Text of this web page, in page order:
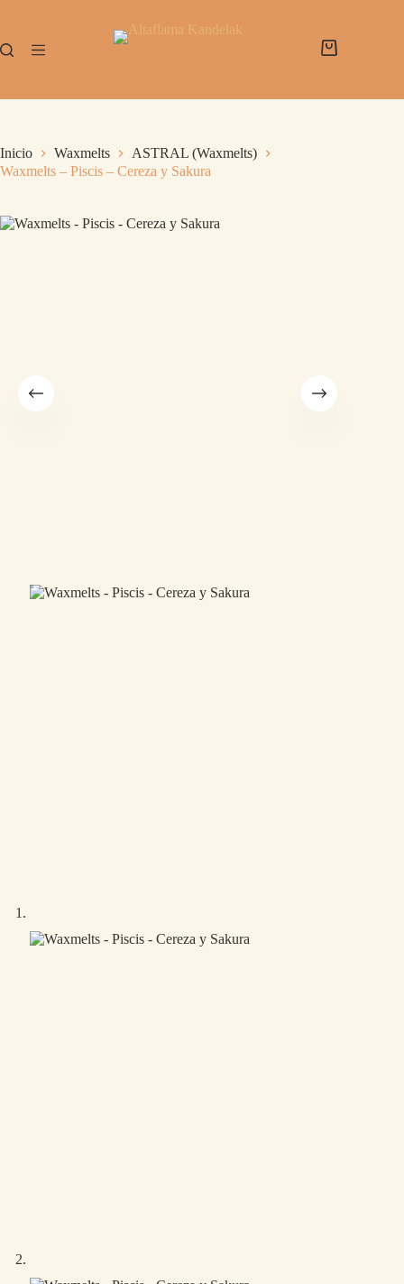
Inicio Waxmelts
ASTRAL (Waxmelts)
Waxmelts – Piscis – Cereza y Sakura